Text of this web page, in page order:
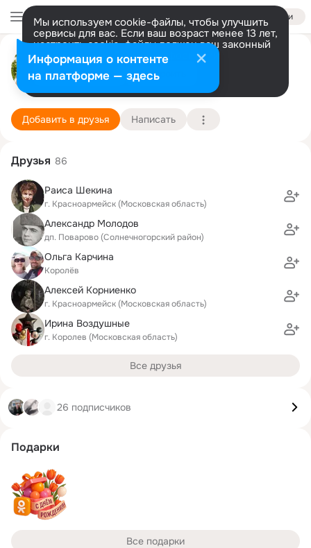
Войти
Мы используем cookie-файлы, чтобы улучшить
сервисы для вас. Если ваш возраст менее 13 лет,
настроить cookie-файлы должен ваш законный
представитель. Больше информации
Разрешить все Настроить
Ирина Глинская
Королев 27 января (41 год)
Подробнее
Добавить в друзья Написать
Друзья 86
Раиса Шекина
г. Красноармейск (Московская область)
Александр Молодов
дп. Поварово (Солнечногорский район)
Ольга Карчина
Королёв
Алексей Корниенко
г. Красноармейск (Московская область)
Ирина Воздушные
г. Королев (Московская область)
Все друзья
26 подписчиков
Подарки
Все подарки
Информация о контенте
на платформе — здесь